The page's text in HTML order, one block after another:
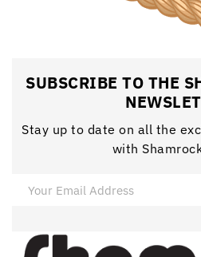
SUBSCRIBE TO THE
Stay up to date on all the
with